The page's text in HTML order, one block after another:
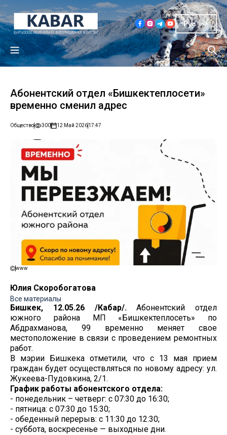
Рус
Абонентский отдел «Бишкектеплосети»
временно сменил адрес
Общество 300 12 Май 202617:47
www
Юлия Скоробогатова
Все материалы
Бишкек, 12.05.26 /Кабар/.Абонентский отдел
южного района МП «Бишкектеплосеть» по
Абдрахманова, 99 временно меняет свое
местоположение в связи с проведением ремонтных
работ.
В мэрии Бишкека отметили, что с 13 мая прием
граждан будет осуществляться по новому адресу: ул.
Жукеева-Пудовкина, 2/1.
График работы абонентского отдела:
- понедельник – четверг: с 07:30 до 16:30;
- пятница: с 07:30 до 15:30;
- обеденный перерыв: с 11:30 до 12:30;
- суббота, воскресенье — выходные дни.